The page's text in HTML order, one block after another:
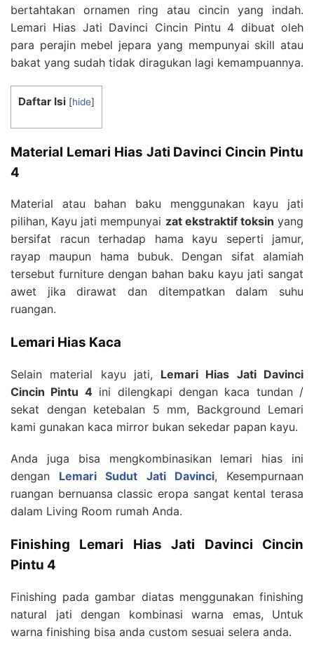
bertahtakan ornamen ring atau cincin yang indah.
Lemari Hias Jati Davinci Cincin Pintu 4 dibuat oleh
para perajin mebel jepara yang mempunyai skill atau
bakat yang sudah tidak diragukan lagi kemampuannya.
Daftar Isi [hide]
Material Lemari Hias Jati Davinci Cincin Pintu
4
Material atau bahan baku menggunakan kayu jati
pilihan, Kayu jati mempunyai zat ekstraktif toksin yang
bersifat racun terhadap hama kayu seperti jamur,
rayap maupun hama bubuk. Dengan sifat alamiah
tersebut furniture dengan bahan baku kayu jati sangat
awet jika dirawat dan ditempatkan dalam suhu
ruangan.
Lemari Hias Kaca
Selain material kayu jati, Lemari Hias Jati Davinci
Cincin Pintu 4ini dilengkapi dengan kaca tundan /
sekat dengan ketebalan 5 mm, Background Lemari
kami gunakan kaca mirror bukan sekedar papan kayu.
Anda juga bisa mengkombinasikan lemari hias ini
dengan Lemari Sudut Jati Davinci, Kesempurnaan
ruangan bernuansa classic eropa sangat kental terasa
dalam Living Room rumah Anda.
Finishing Lemari Hias Jati Davinci Cincin
Pintu 4
Finishing pada gambar diatas menggunakan finishing
natural jati dengan kombinasi warna emas, Untuk
warna finishing bisa anda custom sesuai selera anda.